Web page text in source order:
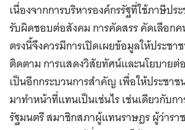
เนื่องจากการบริหารองค์กรรัฐที่ใช้ภาษีป
รับผิดชอบต่อสังคม การคัดสรร คัดเลือก
ตรงนี้จึงควรมีการเปิดเผยข้อมูลให้ประชา
ติดตาม การแสดงวิสัยทัศน์และนโยบาย
เป็นอีกกระบวนการสำคัญ เพื่อให้ประชา
มาทำหน้าที่แทนเป็นเช่นไร เช่นเดียวกับก
รัฐมนตรี สมาชิกสภาผู้แทนราษฎร ผู้ว่ารา